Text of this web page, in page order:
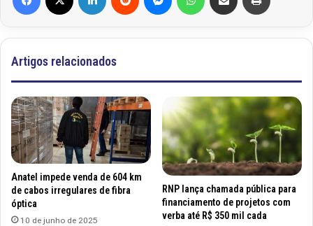
Artigos relacionados
Anatel impede venda de 604 km
de cabos irregulares de fibra
óptica
10 de junho de 2025
RNP lança chamada pública para
financiamento de projetos com
verba até R$ 350 mil cada